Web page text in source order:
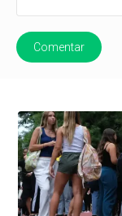
Comentar